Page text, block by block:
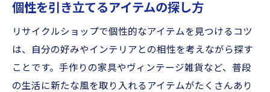
個性を引き立てるアイテムの探し方
リサイクルショップで個性的なアイテムを見つけるコツ
は、自分の好みやインテリアとの相性を考えながら探す
ことです。手作りの家具やヴィンテージ雑貨など、普段
の生活に新たな風を取り入れるアイテムがたくさんあり